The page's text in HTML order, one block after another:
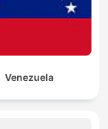
Venezuela